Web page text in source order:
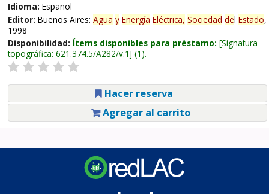
Idioma: Español
Editor: Buenos Aires: Agua y Energía Eléctrica, Sociedad del Estado,
1998
Disponibilidad: Ítems disponibles para préstamo: Signatura
topográfica: 621.374.5/A282/v.1 (1).
Hacer reserva
Agregar al carrito